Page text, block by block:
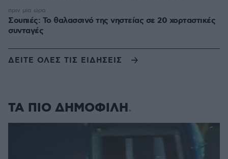
Σουπιές: Το θαλασσινό της νηστείας σε 20 χορταστικές
συνταγές
πριν μία ώρα
ΔΕΙΤΕ ΟΛΕΣ ΤΙΣ ΕΙΔΗΣΕΙΣ
ΤΑ ΠΙΟ ΔΗΜΟΦΙΛΗ